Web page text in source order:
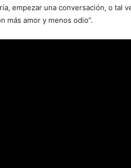
empezar una conversación, o tal
más amor y menos odio”.